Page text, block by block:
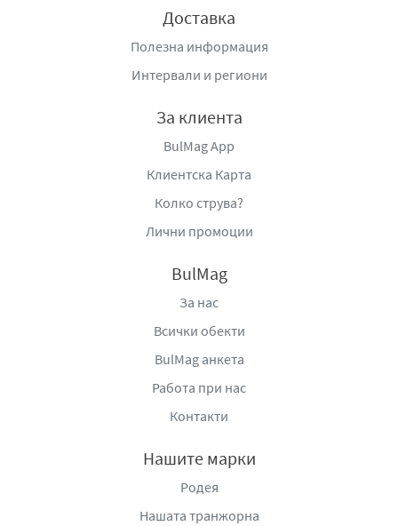
като предлага практично и приятно решение за
ежедневната поддръжка на прането в дома.
Доставка
Полезна информация
Интервали и региони
За клиента
BulMag App
Клиентска Карта
Колко струва?
Лични промоции
BulMag
За нас
Всички обекти
BulMag анкета
Работа при нас
Контакти
Нашите марки
Родея
Нашата транжорна